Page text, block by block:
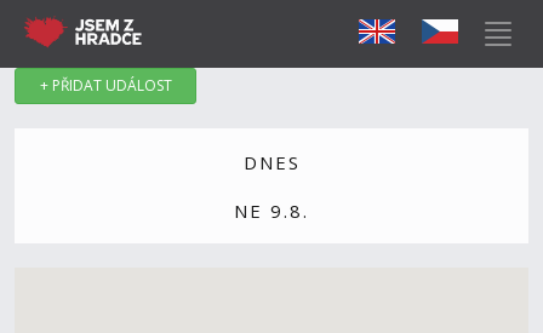
+ PŘIDAT UDÁLOST
DNES
NE 9.8.